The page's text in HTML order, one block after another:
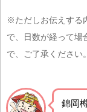
※ただしお伝えする
で、日数が経って場
で、ご了承ください。
錦岡